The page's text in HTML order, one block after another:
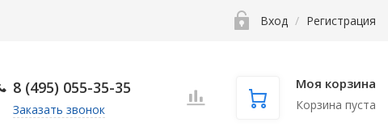
Вход / Регистрация
8 (495) 055-35-35
Заказать звонок
Моя корзина
Корзина пуста